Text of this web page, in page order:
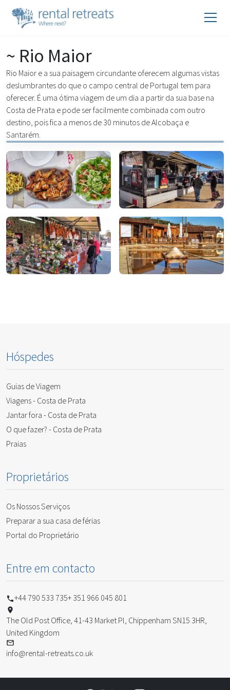
~ Rio Maior
Rio Maior e a sua paisagem circundante oferecem algumas vistas
deslumbrantes do que o campo central de Portugal tem para
oferecer. É uma ótima viagem de um dia a partir da sua base na
Costa de Prata e pode ser facilmente combinada com outro
destino, pois fica a menos de 30 minutos de Alcobaça e
Santarém.
Comer Beber
Hóspedes
Guias de Viagem
Viagens - Costa de Prata
Jantar fora - Costa de Prata
O que fazer? - Costa de Prata
Praias
Proprietários
Os Nossos Serviços
Preparar a sua casa de férias
Portal do Proprietário
Entre em contacto
+44 790 533 735+ 351 966 045 801
The Old Post Office, 41-43 Market Pl, Chippenham SN15 3HR,
United Kingdom
info@rental-retreats.co.uk